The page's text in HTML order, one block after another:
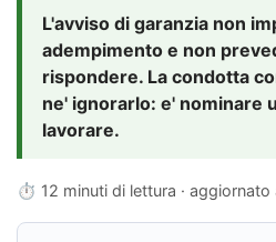
L'avviso di garanzia non
adempimento e non
rispondere. La condotta
ne' ignorarlo: e' nominare
lavorare.
⏱ 12 minuti di lettura · aggiornato